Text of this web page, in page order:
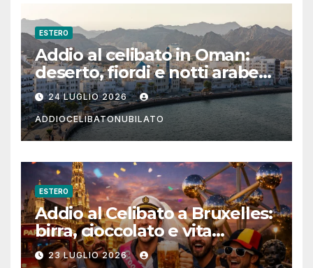
ESTERO
Addio al celibato in Oman:
deserto, fiordi e notti arabe
tra Muscat e Musandam
24 LUGLIO 2026
ADDIOCELIBATONUBILATO
ESTERO
Addio al Celibato a Bruxelles:
birra, cioccolato e vita
notturna per un weekend
23 LUGLIO 2026